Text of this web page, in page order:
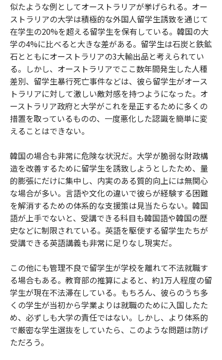
似たような例としてオーストラリアが挙げられる。オー
ストラリアの大学は積極的な外国人留学生誘致を通じて
在学生の20%を超える留学生を保有している。韓国の大
学の4%に比べると大きな差がある。留学生は石炭と鉄鉱
石とともにオーストラリアの3大輸出品と考えられてい
る。しかし、オーストラリアでここ数年間発生した人種
差別、留学生暴行死亡事件などは、彼ら留学生がオース
トラリアに対して激しい敵対感を持つようになった。オ
ーストラリア政府と大学がこれを是正するために多くの
措置を取っているものの、一度悪化した認識を簡単に変
えることはできない。
韓国の場合も非常に危険な状況だ。大学が脆弱な財政構
造を改善するために留学生を誘致しようとしたため、量
的膨張にだけに集中し、内実のある質的向上には無関心
な場合が多い。言語や文化の違いで彼らが経験する困難
を解消するための体系的な支援策は見当たらない。韓国
語が上手でないと、受講できる科目も韓国語や韓国の歴
史などに制限されている。英語を駆使する留学生たちが
受講できる英語講義も非常に足りなし現実だ。
この他にも管理不良で留学生が学校を離れて不法就職す
る場合もある。教育部の推算によると、約1万人程度の留
学生が現在不法滞在している。もちろん、彼らのうち多
くの学生が当初から学業よりは就職のために入国したた
め、必ずしも大学の責任ではない。しかし、より体系的
で厳密な学生選抜をしていたら、このような問題は防げ
ただろう。